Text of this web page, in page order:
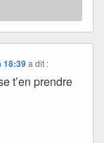
18:39 a dit :
t’en prendre